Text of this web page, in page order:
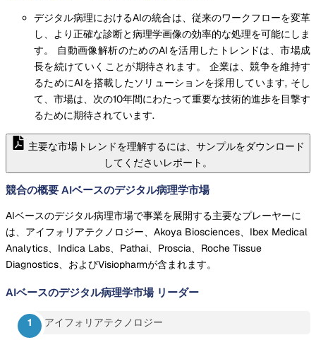
デジタル病理におけるAIの統合は、従来のワークフローを変革
し、より正確な診断と病理学画像の効率的な処理を可能にしま
す。 自動画像解析のためのAIを活用したトレンドは、市場成
長を続けていくことが期待されます。 企業は、競争を維持す
るためにAIを搭載したソリューションを採用しています, そし
て、市場は、次の10年間にわたって重要な技術的進歩を目撃す
るために期待されています.
主要な市場トレンドを理解するには、サンプルをダウンロード
してくださいレポート。
競合の概要 AIベースのデジタル病理学市場
AIベースのデジタル病理市場で事業を展開する主要なプレーヤーに
は、アイフォリアテクノロジー、Akoya Biosciences、Ibex Medical
Analytics、Indica Labs、Pathai、Proscia、Roche Tissue
Diagnostics、およびVisiopharmが含まれます。
AIベースのデジタル病理学市場 リーダー
アイフォリアテクノロジー